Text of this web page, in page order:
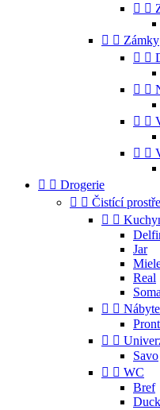
 
  Zámky
 
 
 
 
  Drogerie
  Čistící
 
Jar
Real
 
 
Savo
  WC
Bref
Duck